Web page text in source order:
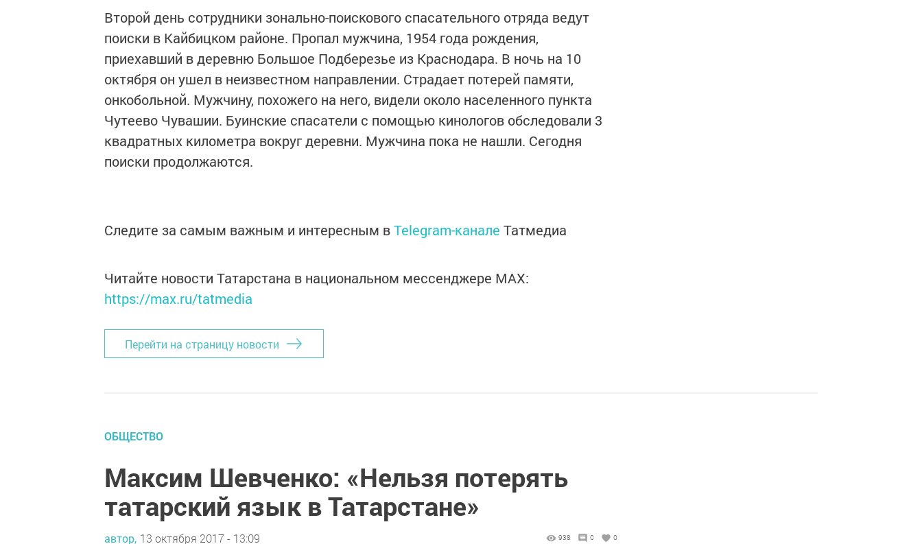
Второй день сотрудники зонально-поискового спасательного отряда ведут
поиски в Кайбицком районе. Пропал мужчина, 1954 года рождения,
приехавший в деревню Большое Подберезье из Краснодара. В ночь на 10
октября он ушел в неизвестном направлении. Страдает потерей памяти,
онкобольной. Мужчину, похожего на него, видели около населенного пункта
Чутеево Чувашии. Буинские спасатели с помощью кинологов обследовали 3
квадратных километра вокруг деревни. Мужчина пока не нашли. Сегодня
поиски продолжаются.
Следите за самым важным и интересным вTelegram-канале Татмедиа
Читайте новости Татарстана в национальном мессенджере MАХ:
https://max.ru/tatmedia
Перейти на страницу новости
ОБЩЕСТВО
Максим Шевченко: «Нельзя потерять
татарский язык в Татарстане»
автор, 13 октября 2017 - 13:09 938 0 0